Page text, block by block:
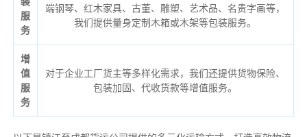
服
务
端钢琴、红木家具、古董、雕塑、艺术品、名贵字画等，
我们提供量身定制木箱或木架等包装服务。
增
值
服
务
对于企业工厂货主等多样化需求，我们还提供货物保险、
包装加固、代收货款等增值服务。